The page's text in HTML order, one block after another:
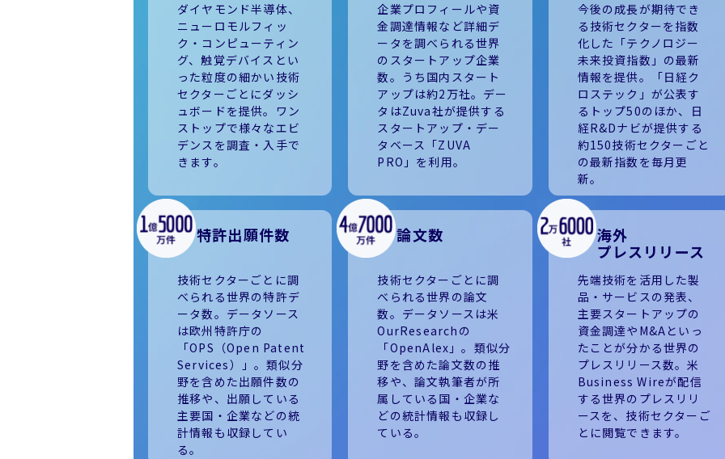
ダイヤモンド半導体、
ニューロモルフィッ
ク・コンピューティン
グ、触覚デバイスとい
った粒度の細かい技術
セクターごとにダッシ
ュボードを提供。ワン
ストップで様々なエビ
デンスを調査・入手で
きます。
企業プロフィールや資
金調達情報など詳細デ
ータを調べられる世界
のスタートアップ企業
数。うち国内スタート
アップは約2万社。デー
タはZuva社が提供する
スタートアップ・デー
タベース「ZUVA
PRO」を利用。
今後の成長が期待でき
る技術セクターを指数
化した「テクノロジー
未来投資指数」の最新
情報を提供。「日経ク
ロステック」が公表す
るトップ50のほか、日
経R&Dナビが提供する
約150技術セクターごと
の最新指数を毎月更
新。
特許出願件数
技術セクターごとに調
べられる世界の特許デ
ータ数。データソース
は欧州特許庁の
「OPS（Open Patent
Services）」。類似分
野を含めた出願件数の
推移や、出願している
主要国・企業などの統
計情報も収録してい
る。
論文数
技術セクターごとに調
べられる世界の論文
数。データソースは米
OurResearchの
「OpenAlex」。類似分
野を含めた論文数の推
移や、論文執筆者が所
属している国・企業な
どの統計情報も収録し
ている。
海外
プレスリリース
先端技術を活用した製
品・サービスの発表、
主要スタートアップの
資金調達やM&Aといっ
たことが分かる世界の
プレスリリース数。米
Business Wireが配信
する世界のプレスリリ
ースを、技術セクターご
とに閲覧できます。